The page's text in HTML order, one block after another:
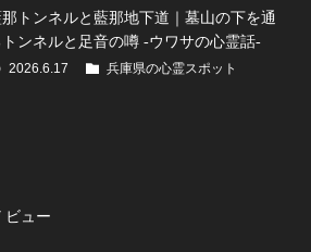
トンネルと藍那地下道｜墓山の下を通
トンネルと足音の噂 -ウワサの心霊話-
2026.6.17 兵庫県の心霊スポット
ビュー